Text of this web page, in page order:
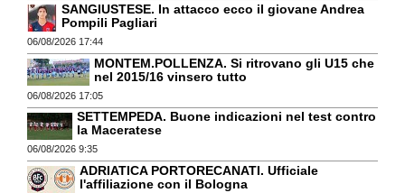
SANGIUSTESE. In attacco ecco il giovane Andrea
Pompili Pagliari
06/08/2026 17:44
MONTEM.POLLENZA. Si ritrovano gli U15 che
nel 2015/16 vinsero tutto
06/08/2026 17:05
SETTEMPEDA. Buone indicazioni nel test contro
la Maceratese
06/08/2026 9:35
ADRIATICA PORTORECANATI. Ufficiale
l'affiliazione con il Bologna